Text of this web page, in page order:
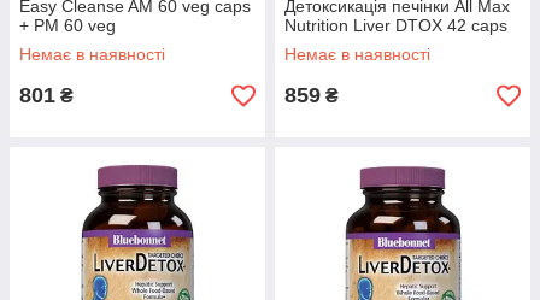
Easy Cleanse AM 60 veg caps
+ PM 60 veg
Немає в наявності
801 ₴
Детоксикація печінки All Max
Nutrition Liver DTOX 42 caps
Немає в наявності
859 ₴